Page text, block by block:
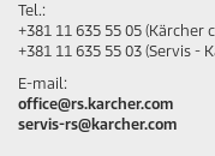
Tel.:
+381 11 635 55 05 (Kärcher
+381 11 635 55 03 (Servis -
E-mail:
office@rs.karcher.com
servis-rs@karcher.com